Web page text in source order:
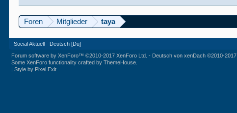
Foren Mitglieder taya
Social Aktuell Deutsch [Du]
Forum software by XenForo™©2010-2017 XenForo Ltd. - Deutsch von xenDach©2010-2017
Some XenForo functionality crafted byThemeHouse
|Style by Pixel Exit